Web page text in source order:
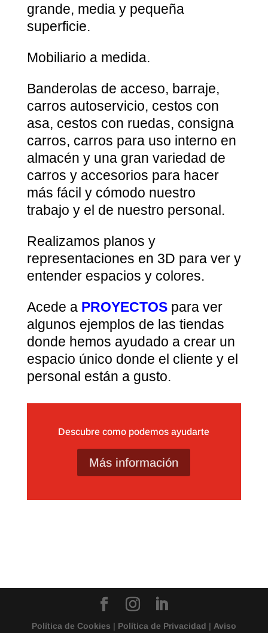
grande, media y pequeña
superficie.
Mobiliario a medida.
Banderolas de acceso, barraje,
carros autoservicio, cestos con
asa, cestos con ruedas, consigna
carros, carros para uso interno en
almacén y una gran variedad de
carros y accesorios para hacer
más fácil y cómodo nuestro
trabajo y el de nuestro personal.
Realizamos planos y
representaciones en 3D para ver y
entender espacios y colores.
Acede a PROYECTOSpara ver
algunos ejemplos de las tiendas
donde hemos ayudado a crear un
espacio único donde el cliente y el
personal están a gusto.
Descubre como podemos ayudarte
Más información
Política de Cookies | Política de Privacidad | Aviso